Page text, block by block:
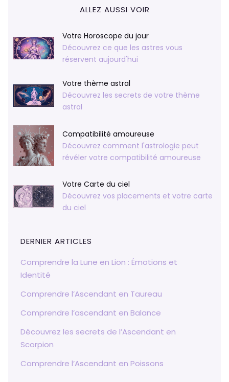
ALLEZ AUSSI VOIR
Votre Horoscope du jour
Découvrez ce que les astres vous
réservent aujourd'hui
Votre thème astral
Découvrez les secrets de votre thème
astral
Compatibilité amoureuse
Découvrez comment l'astrologie peut
révéler votre compatibilité amoureuse
Votre Carte du ciel
Découvrez vos placements et votre carte
du ciel
DERNIER ARTICLES
Comprendre la Lune en Lion : Émotions et
Identité
Comprendre l’Ascendant en Taureau
Comprendre l’ascendant en Balance
Découvrez les secrets de l’Ascendant en
Scorpion
Comprendre l’Ascendant en Poissons